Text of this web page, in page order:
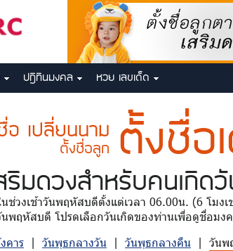
ปฎิทินมงคล หวย เลขเด็ด
อ เปลี่ยนนาม
ตั้งชื่อลูก ตั้งชื่อ
ริมดวงสำหรับคนเกิด
วงเช้าวันพฤหัสบดีตั้งแต่เวลา 06.00น. (6 โมง
พฤหัสบดี โปรดเลือกวันเกิดของท่านเพื่อดูชื่อมง
คาร | วันพุธกลางวัน | วันพุธกลางคืน | วันพ